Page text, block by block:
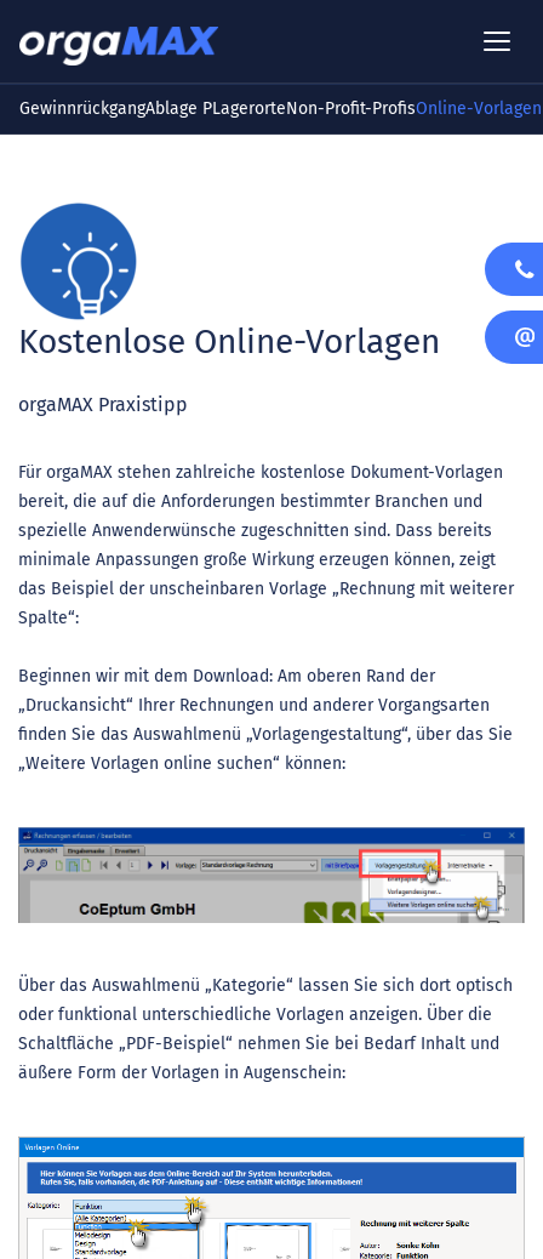
GewinnrückgangAblage PLagerorteNon-Profit-ProfisOnline-Vorlagen
Kostenlose Online-Vorlagen
orgaMAX Praxistipp
Für orgaMAX stehen zahlreiche kostenlose Dokument-Vorlagen
bereit, die auf die Anforderungen bestimmter Branchen und
spezielle Anwenderwünsche zugeschnitten sind. Dass bereits
minimale Anpassungen große Wirkung erzeugen können, zeigt
das Beispiel der unscheinbaren Vorlage „Rechnung mit weiterer
Spalte“:
Beginnen wir mit dem Download: Am oberen Rand der
„Druckansicht“ Ihrer Rechnungen und anderer Vorgangsarten
finden Sie das Auswahlmenü „Vorlagengestaltung“, über das Sie
„Weitere Vorlagen online suchen“ können:
Über das Auswahlmenü „Kategorie“ lassen Sie sich dort optisch
oder funktional unterschiedliche Vorlagen anzeigen. Über die
Schaltfläche „PDF-Beispiel“ nehmen Sie bei Bedarf Inhalt und
äußere Form der Vorlagen in Augenschein: